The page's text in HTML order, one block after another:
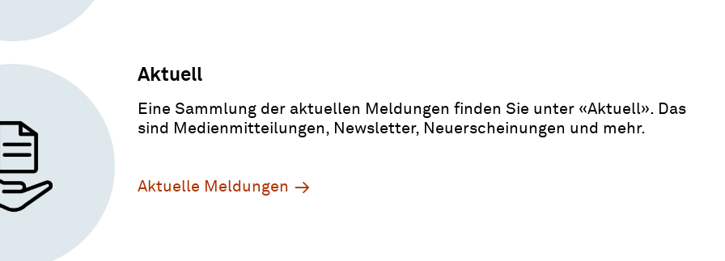
Aktuell
Eine Sammlung der aktuellen Meldungen finden Sie unter «Aktuell». Das
sind Medienmitteilungen, Newsletter, Neuerscheinungen und mehr.
Aktuelle Meldungen